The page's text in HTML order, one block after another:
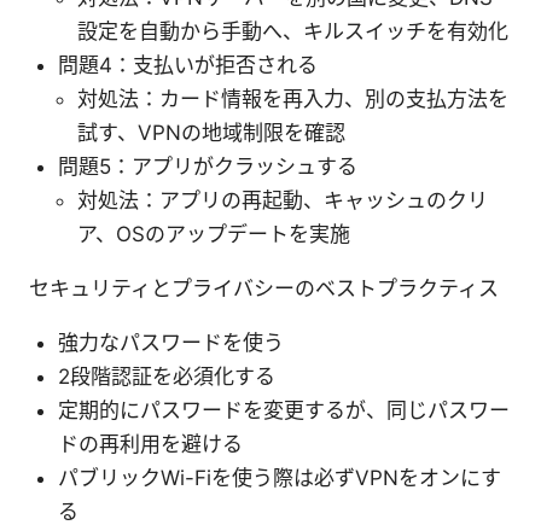
設定を自動から手動へ、キルスイッチを有効化
問題4：支払いが拒否される
対処法：カード情報を再入力、別の支払方法を
試す、VPNの地域制限を確認
問題5：アプリがクラッシュする
対処法：アプリの再起動、キャッシュのクリ
ア、OSのアップデートを実施
セキュリティとプライバシーのベストプラクティス
強力なパスワードを使う
2段階認証を必須化する
定期的にパスワードを変更するが、同じパスワー
ドの再利用を避ける
パブリックWi-Fiを使う際は必ずVPNをオンにす
る